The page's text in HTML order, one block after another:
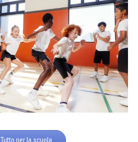
Tutto per la scuola